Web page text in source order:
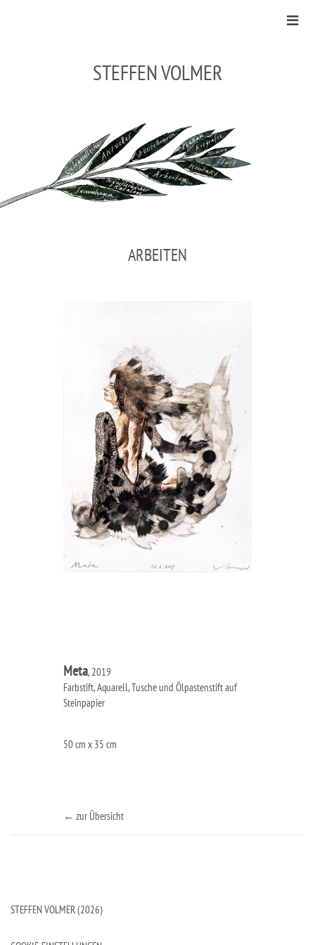
STEFFEN VOLMER
ARBEITEN
Meta, 2019
Farbstift, Aquarell, Tusche und Ölpastenstift auf
Steinpapier
50 cm x 35 cm
← zur Übersicht
STEFFEN VOLMER (2026)